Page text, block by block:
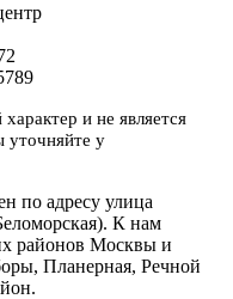
и не является
уточняйте у
по адресу улица
К нам
районов Москвы и
Планерная, Речной